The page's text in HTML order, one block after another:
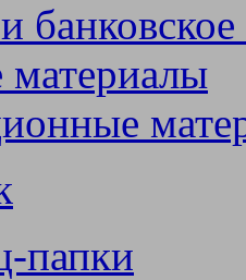
материалы
папки